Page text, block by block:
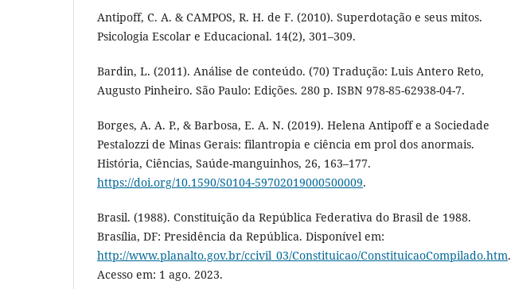
Antipoff, C. A. & CAMPOS, R. H. de F. (2010). Superdotação e seus mitos.
Psicologia Escolar e Educacional. 14(2), 301–309.
Bardin, L. (2011). Análise de conteúdo. (70) Tradução: Luis Antero Reto,
Augusto Pinheiro. São Paulo: Edições. 280 p. ISBN 978-85-62938-04-7.
Borges, A. A. P., & Barbosa, E. A. N. (2019). Helena Antipoff e a Sociedade
Pestalozzi de Minas Gerais: filantropia e ciência em prol dos anormais.
História, Ciências, Saúde-manguinhos, 26, 163–177.
https://doi.org/10.1590/S0104-59702019000500009.
Brasil. (1988). Constituição da República Federativa do Brasil de 1988.
Brasília, DF: Presidência da República. Disponível em:
http://www.planalto.gov.br/ccivil_03/Constituicao/ConstituicaoCompilado.htm.
Acesso em: 1 ago. 2023.